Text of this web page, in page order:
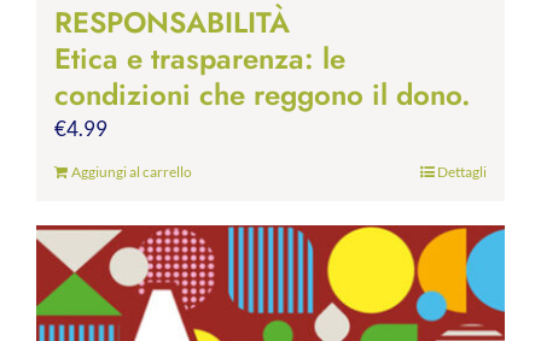
RESPONSABILITÀ
Etica e trasparenza: le
condizioni che reggono il dono.
€4.99
Aggiungi al carrello Dettagli